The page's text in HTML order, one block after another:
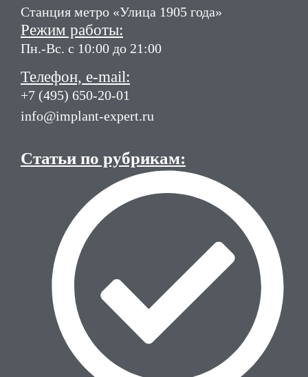
Станция метро «Улица 1905 года»
Режим работы:
Пн.-Вс. с 10:00 до 21:00
Телефон, e-mail:
+7 (495) 650-20-01
info@implant-expert.ru
Статьи по рубрикам: